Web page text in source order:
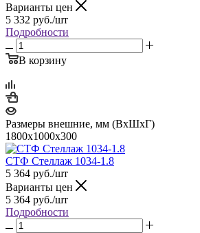
Варианты цен
5 332 руб./шт
Подробности
В корзину
Размеры внешние, мм (ВхШхГ)
1800х1000х300
СТФ Стеллаж 1034-1.8
5 364 руб./шт
Варианты цен
5 364 руб./шт
Подробности